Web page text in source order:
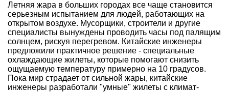
Летняя жара в больших городах все чаще становится
серьезным испытанием для людей, работающих на
открытом воздухе. Мусорщики, строители и другие
специалисты вынуждены проводить часы под палящим
солнцем, рискуя перегревом. Китайские инженеры
предложили практичное решение - специальные
охлаждающие жилеты, которые помогают снизить
ощущаемую температуру примерно на 10 градусов.
Пока мир страдает от сильной жары, китайские
инженеры разработали "умные" жилеты с климат-